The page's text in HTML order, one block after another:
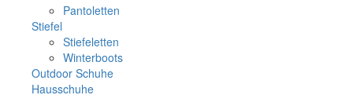
Pantoletten
Stiefel
Stiefeletten
Winterboots
Outdoor Schuhe
Hausschuhe